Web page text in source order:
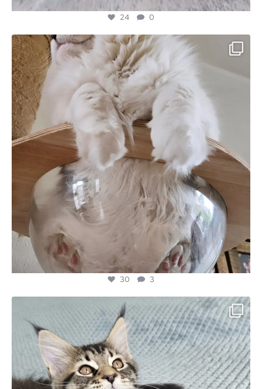
24 0
majesticmainecooncattery
Jul 5
30 3
majesticmainecooncattery
Jul 3